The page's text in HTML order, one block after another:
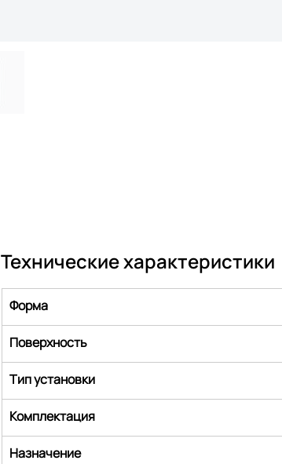
Технические характеристики
Форма
Поверхность
Тип установки
Комплектация
Назначение